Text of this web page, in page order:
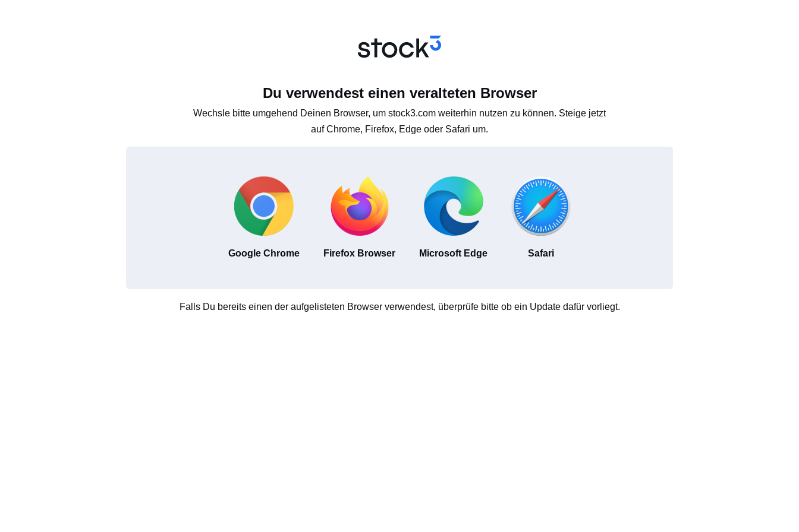
Du verwendest einen veralteten Browser
Wechsle bitte umgehend Deinen Browser, um stock3.com weiterhin nutzen zu können. Steige jetzt
auf Chrome, Firefox, Edge oder Safari um.
Google Chrome Firefox Browser Microsoft Edge Safari
Falls Du bereits einen der aufgelisteten Browser verwendest, überprüfe bitte ob ein Update dafür vorliegt.